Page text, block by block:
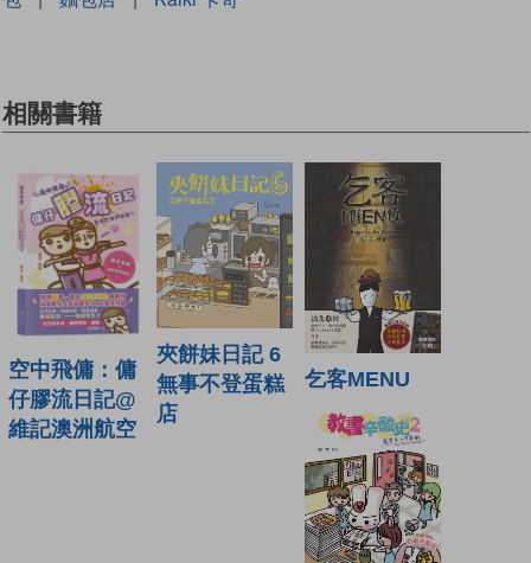
相關書籍
空中飛傭：傭
仔膠流日記@
維記澳洲航空
夾餅妹日記 6
無事不登蛋糕
店
乞客MENU